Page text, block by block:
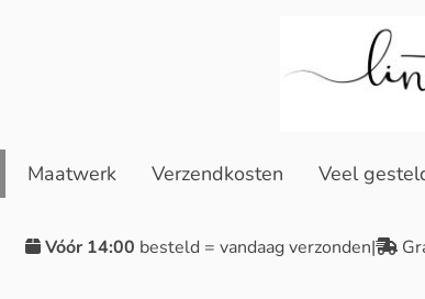
Maatwerk Verzendkosten Veel
Vóór 14:00 besteld = vandaag verzonden|